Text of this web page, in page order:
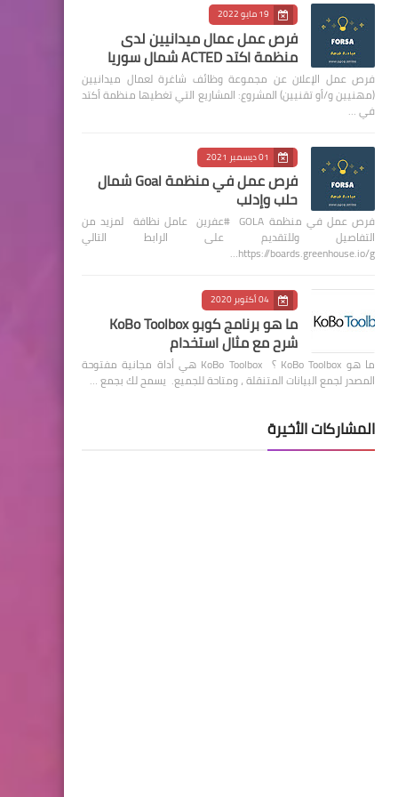
19 مايو 2022
فرص عمل عمال ميدانيين لدى
منظمة اكتد ACTED شمال سوريا
فرص عمل الإعلان عن مجموعة وظائف شاغرة لعمال ميدانيين
(مهنيين و/أو تقنيين) المشروع: المشاريع التي تغطيها منظمة أكتد
في …
01 ديسمبر 2021
فرص عمل في منظمة Goal شمال
حلب وإدلب
فرص عمل في منظمة GOLA #عفرين عامل نظافة لمزيد من
التفاصيل وللتقديم على الرابط التالي
https://boards.greenhouse.io/g…
04 أكتوبر 2020
ما هو برنامج كوبو KoBo Toolbox
شرح مع مثال استخدام
ما هو KoBo Toolbox ؟ KoBo Toolbox هي أداة مجانية مفتوحة
المصدر لجمع البيانات المتنقلة ، ومتاحة للجميع. يسمح لك بجمع …
المشاركات الأخيرة